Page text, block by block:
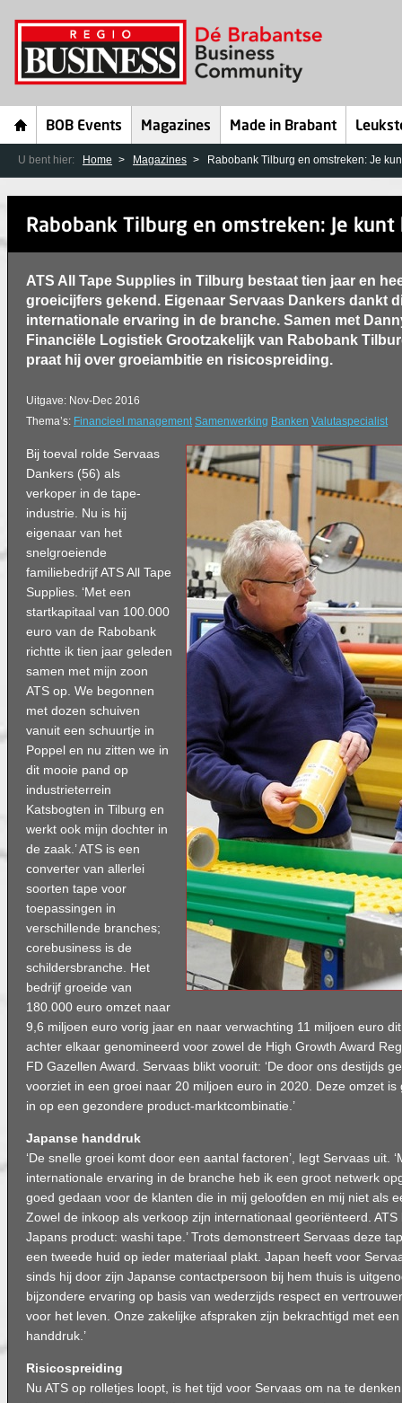
BOB Events Magazines Made in Brabant
U bent hier: Home Magazines Rabobank Tilburg en omstreken: Je
Rabobank Tilburg en omstreken: Je
ATS All Tape Supplies in Tilburg bestaat tien jaar en
groeicijfers gekend. Eigenaar Servaas Dankers dankt
internationale ervaring in de branche. Samen met
Financiële Logistiek Grootzakelijk van Rabobank
praat hij over groeiambitie en risicospreiding.
Uitgave: Nov-Dec 2016
Thema’s: Financieel management Samenwerking Banken Valutaspecialist
Bij toeval rolde Servaas
Dankers (56) als
verkoper in de tape-
industrie. Nu is hij
eigenaar van het
snelgroeiende
familiebedrijf ATS All Tape
Supplies. ‘Met een
startkapitaal van 100.000
euro van de Rabobank
richtte ik tien jaar geleden
samen met mijn zoon
ATS op. We begonnen
met dozen schuiven
vanuit een schuurtje in
Poppel en nu zitten we in
dit mooie pand op
industrieterrein
Katsbogten in Tilburg en
werkt ook mijn dochter in
de zaak.’ ATS is een
converter van allerlei
soorten tape voor
toepassingen in
verschillende branches;
corebusiness is de
schildersbranche. Het
bedrijf groeide van
180.000 euro omzet naar
9,6 miljoen euro vorig jaar en naar verwachting 11 miljoen euro
achter elkaar genomineerd voor zowel de High Growth Award
FD Gazellen Award. Servaas blikt vooruit: ‘De door ons destijds
voorziet in een groei naar 20 miljoen euro in 2020. Deze omzet is
in op een gezondere product-marktcombinatie.’
Japanse handdruk
‘De snelle groei komt door een aantal factoren’, legt Servaas uit.
internationale ervaring in de branche heb ik een groot netwerk
goed gedaan voor de klanten die in mij geloofden en mij niet als
Zowel de inkoop als verkoop zijn internationaal georiënteerd.
Japans product: washi tape.’ Trots demonstreert Servaas deze
een tweede huid op ieder materiaal plakt. Japan heeft voor
sinds hij door zijn Japanse contactpersoon bij hem thuis is
bijzondere ervaring op basis van wederzijds respect en
voor het leven. Onze zakelijke afspraken zijn bekrachtigd met
handdruk.’
Risicospreiding
Nu ATS op rolletjes loopt, is het tijd voor Servaas om na te